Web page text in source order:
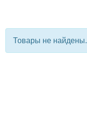
Товары не найдены.